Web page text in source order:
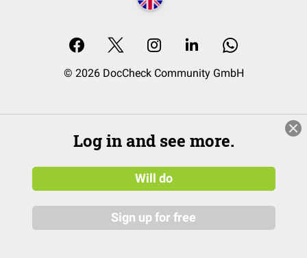
© 2026 DocCheck Community GmbH
Log in and see more.
Will do
Sign up for free